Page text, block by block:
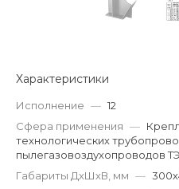
Характеристики
Исполнение — 12
Сфера применения —
технологических
пылегазовоздухопроводов
Габариты ДхШхВ, мм —